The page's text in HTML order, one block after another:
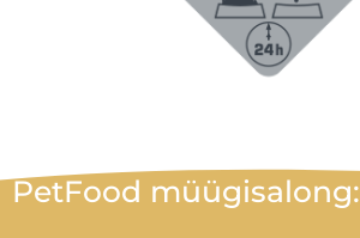
PetFood müügisalong: